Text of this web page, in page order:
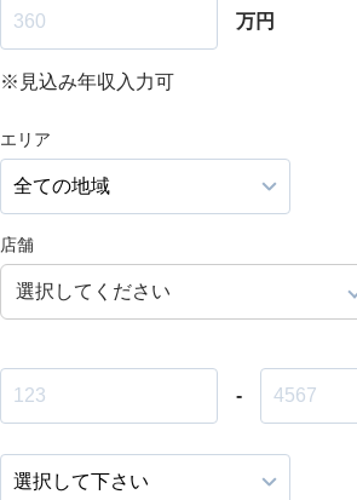
万円
※見込み年収入力可
エリア
店舗
選択してください
-